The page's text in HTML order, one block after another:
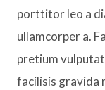
porttitor leo a
ullamcorper a.
pretium
facilisis gravida